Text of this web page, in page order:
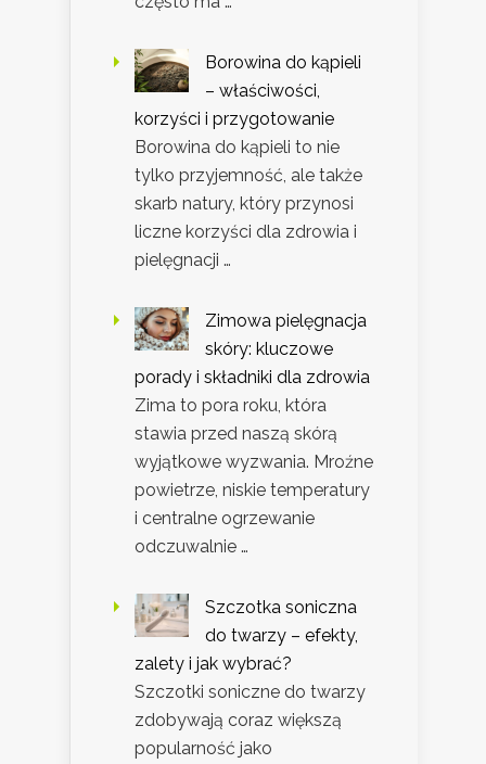
Borowina do kąpieli
– właściwości,
korzyści i przygotowanie
Borowina do kąpieli to nie
tylko przyjemność, ale także
skarb natury, który przynosi
liczne korzyści dla zdrowia i
pielęgnacji …
Zimowa pielęgnacja
skóry: kluczowe
porady i składniki dla zdrowia
Zima to pora roku, która
stawia przed naszą skórą
wyjątkowe wyzwania. Mroźne
powietrze, niskie temperatury
i centralne ogrzewanie
odczuwalnie …
Szczotka soniczna
do twarzy – efekty,
zalety i jak wybrać?
Szczotki soniczne do twarzy
zdobywają coraz większą
popularność jako